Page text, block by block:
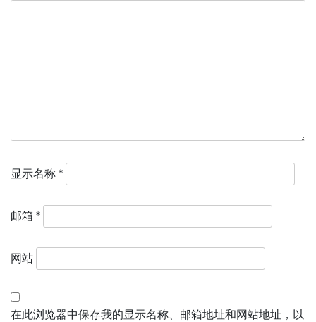
显示名称 *
邮箱 *
网站
在此浏览器中保存我的显示名称、邮箱地址和网站地址，以